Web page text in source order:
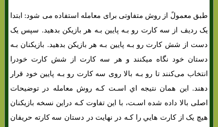
طبق معمولً از روش متفاوتی برای معامله استفاده می شود: ابتدا
یک ردیف از سه کارت رو بـه پایین بـه هر بازیکن بدهید. سپس یک
دست از شش کارت رو بـه پایین بـه هر بازیکن بدهید. بازیکنان بـه
دستان خود نگاه میکنند و هر سه کارت از شش کارت خودرا
انتخاب می‌کنند تا رو بـه بالا روی سه کارت رو بـه پایین خود قرار
دهند. این همان نتیجه اي اسـت کـه روش معامله در توضیحات
اصلی بالا داده شده اسـت، با این تفاوت کـه دراین نسخه بازیکنان
هیچ یک از کارت هایي را کـه در نهایت در دستان سه کارته حریفان